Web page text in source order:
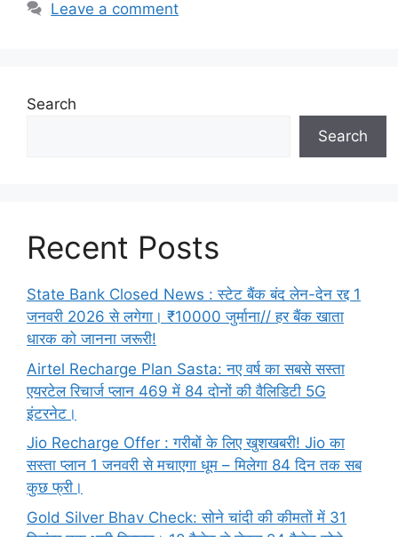
Leave a comment
Search
Search
Recent Posts
State Bank Closed News : स्टेट बैंक बंद लेन-देन रद्द 1
जनवरी 2026 से लगेगा। ₹10000 जुर्माना// हर बैंक खाता
धारक को जानना जरूरी!
Airtel Recharge Plan Sasta: नए वर्ष का सबसे सस्ता
एयरटेल रिचार्ज प्लान 469 में 84 दोनों की वैलिडिटी 5G
इंटरनेट।
Jio Recharge Offer : गरीबों के लिए खुशखबरी! Jio का
सस्ता प्लान 1 जनवरी से मचाएगा धूम – मिलेगा 84 दिन तक सब
कुछ फ्री।
Gold Silver Bhav Check: सोने चांदी की कीमतों में 31